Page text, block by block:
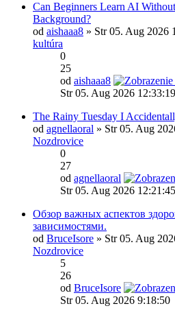
Can Beginners Learn AI
Background?
od aishaaa8 » Str 05. Aug 2026
kultúra
0
25
od aishaaa8
Str 05. Aug 2026 12:33:19
The Rainy Tuesday I
od agnellaoral » Str 05. Aug
Nozdrovice
0
27
od agnellaoral
Str 05. Aug 2026 12:21:45
Обзор важных аспектов
зависимостями.
od BruceIsore » Str 05. Aug
Nozdrovice
5
26
od BruceIsore
Str 05. Aug 2026 9:18:50